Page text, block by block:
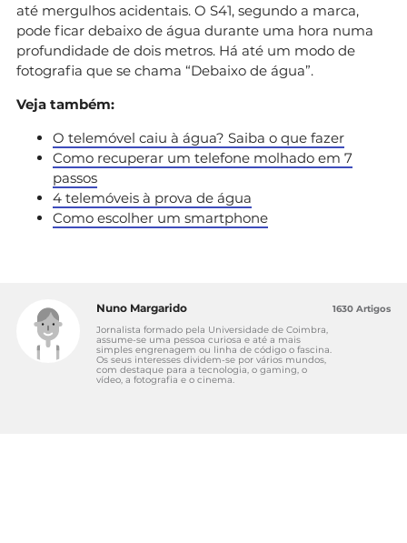
até mergulhos acidentais. O S41, segundo a marca,
pode ficar debaixo de água durante uma hora numa
profundidade de dois metros. Há até um modo de
fotografia que se chama “Debaixo de água”.
Veja também:
O telemóvel caiu à água? Saiba o que fazer
Como recuperar um telefone molhado em 7
passos
4 telemóveis à prova de água
Como escolher um smartphone
Nuno Margarido
Jornalista formado pela Universidade de Coimbra,
assume-se uma pessoa curiosa e até a mais
simples engrenagem ou linha de código o fascina.
Os seus interesses dividem-se por vários mundos,
com destaque para a tecnologia, o gaming, o
vídeo, a fotografia e o cinema.
1630 Artigos